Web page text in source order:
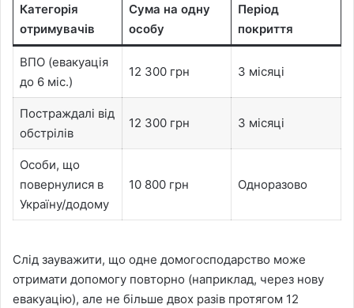
Категорія
отримувачів
Сума на одну
особу
Період
покриття
ВПО (евакуація
до 6 міс.)
12 300 грн 3 місяці
Постраждалі від
обстрілів
12 300 грн 3 місяці
Особи, що
повернулися в
Україну/додому
10 800 грн Одноразово
Слід зауважити, що одне домогосподарство може
отримати допомогу повторно (наприклад, через нову
евакуацію), але не більше двох разів протягом 12